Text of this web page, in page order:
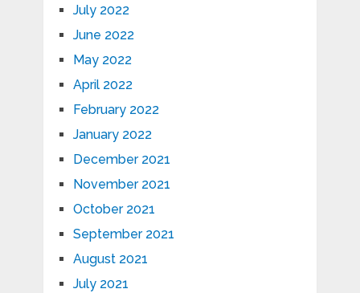
July 2022
June 2022
May 2022
April 2022
February 2022
January 2022
December 2021
November 2021
October 2021
September 2021
August 2021
July 2021